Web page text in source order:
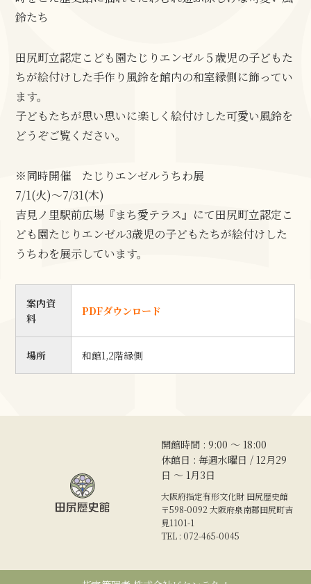
鈴たち
田尻町立認定こども園たじりエンゼル５歳児の子どもた
ちが絵付けした手作り風鈴を館内の和室縁側に飾ってい
ます。
子どもたちが思い思いに楽しく絵付けした可愛い風鈴を
どうぞご覧ください。
※同時開催 たじりエンゼルうちわ展
7/1(火)～7/31(木)
吉見ノ里駅前広場『まち愛テラス』にて田尻町立認定こ
ども園たじりエンゼル3歳児の子どもたちが絵付けした
うちわを展示しています。
案内資
料
PDFダウンロード
場所 和館1,2階縁側
開館時間 : 9:00 〜 18:00
休館日 : 毎週水曜日 / 12月29
日 ～ 1月3日
大阪府指定有形文化財 田尻歴史館
〒598-0092 大阪府泉南郡田尻町吉
見1101-1
TEL : 072-465-0045